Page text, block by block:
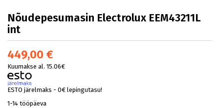
Nõudepesumasin Electrolux EEM43211L
int
449,00 €
Kuumakse al. 15.06€
ESTO järelmaks - 0€ lepingutasu!
1-14 tööpäeva